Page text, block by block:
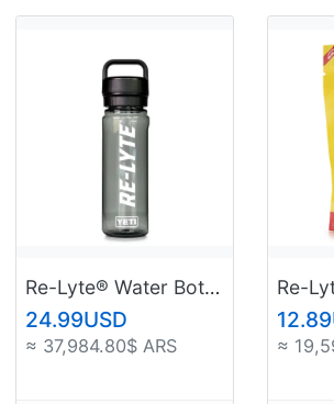
Re-Lyte® Water Bottle by YETI
24.99USD
≈ 37,984.80$ ARS ≈